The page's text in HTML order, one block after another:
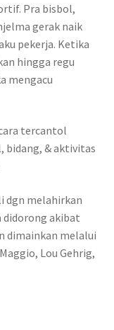
Pra bisbol,
gerak naik
pekerja. Ketika
hingga regu
mengacu
tercantol
bidang, & aktivitas
dgn melahirkan
didorong akibat
dimainkan melalui
Lou Gehrig,